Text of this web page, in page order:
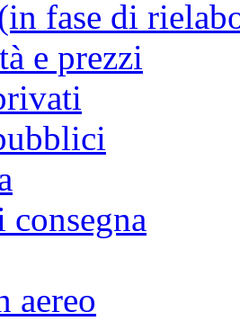
fase di
e prezzi
aereo